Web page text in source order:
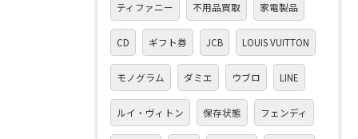
ティファニー 不用品買取 家電製品
CD ギフト券 JCB LOUIS VUITTON
モノグラム ダミエ ウブロ LINE
ルイ・ヴィトン 保存状態 フェンディ